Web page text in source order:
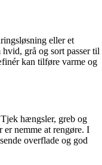
eller et
grå og sort passer til
kan tilføre varme og
hængsler, greb og
nemme at rengøre. I
overflade og god